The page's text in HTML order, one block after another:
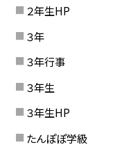
２年生HP
３年
３年行事
３年生
３年生HP
たんぽぽ学級